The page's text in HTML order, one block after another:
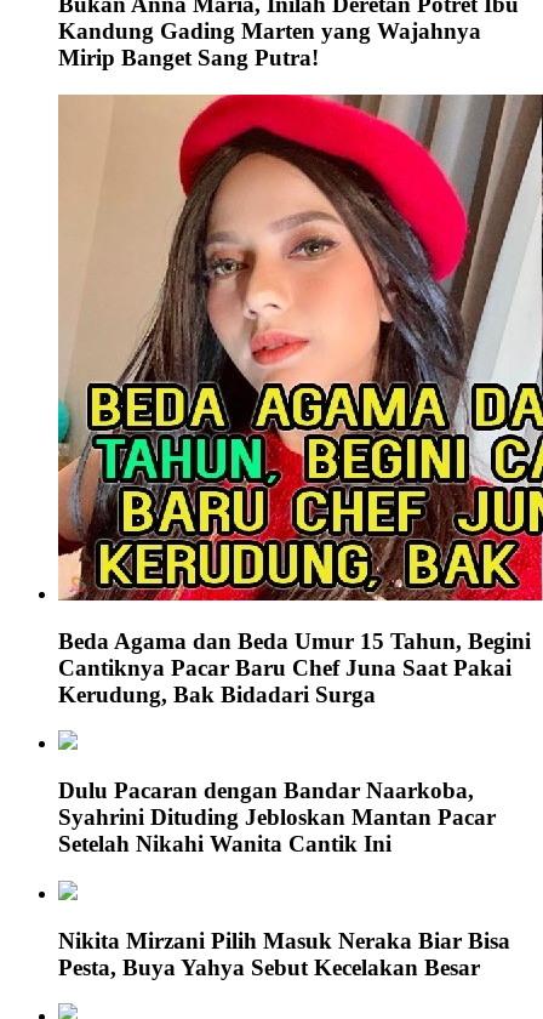
Kandung Gading Marten yang Wajahnya
Mirip Banget Sang Putra!
Beda Agama dan Beda Umur 15 Tahun, Begini
Cantiknya Pacar Baru Chef Juna Saat Pakai
Kerudung, Bak Bidadari Surga
Dulu Pacaran dengan Bandar Naarkoba,
Syahrini Dituding Jebloskan Mantan Pacar
Setelah Nikahi Wanita Cantik Ini
Nikita Mirzani Pilih Masuk Neraka Biar Bisa
Pesta, Buya Yahya Sebut Kecelakan Besar